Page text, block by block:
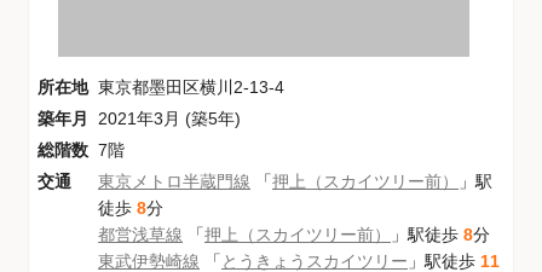
所在地 東京都墨田区横川2-13-4
築年月
2021年3月 (築5年)
総階数 7階
交通
東京メトロ半蔵門線 「押上（スカイツリー前）
」駅
徒歩 8分
都営浅草線 「押上（スカイツリー前） 」駅徒歩 8分
東武伊勢崎線 「とうきょうスカイツリー 」駅徒歩 11